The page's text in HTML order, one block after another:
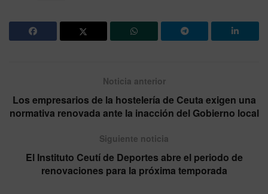
Noticia anterior
Los empresarios de la hostelería de Ceuta exigen una
normativa renovada ante la inacción del Gobierno local
Siguiente noticia
El Instituto Ceutí de Deportes abre el periodo de
renovaciones para la próxima temporada